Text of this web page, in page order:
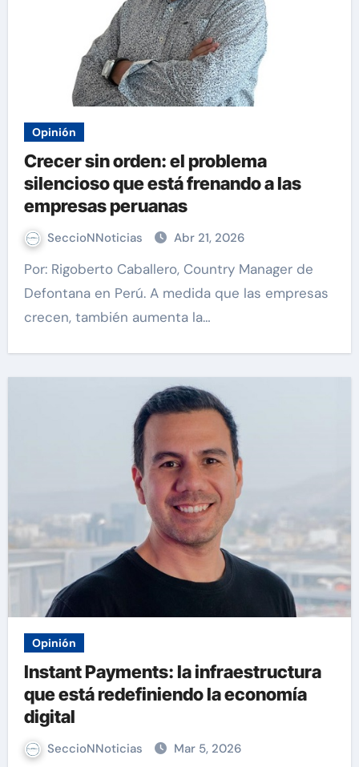
Opinión
Crecer sin orden: el problema
silencioso que está frenando a las
empresas peruanas
SeccioNNoticias Abr 21, 2026
Por: Rigoberto Caballero, Country Manager de
Defontana en Perú. A medida que las empresas
crecen, también aumenta la…
Opinión
Instant Payments: la infraestructura
que está redefiniendo la economía
digital
SeccioNNoticias Mar 5, 2026